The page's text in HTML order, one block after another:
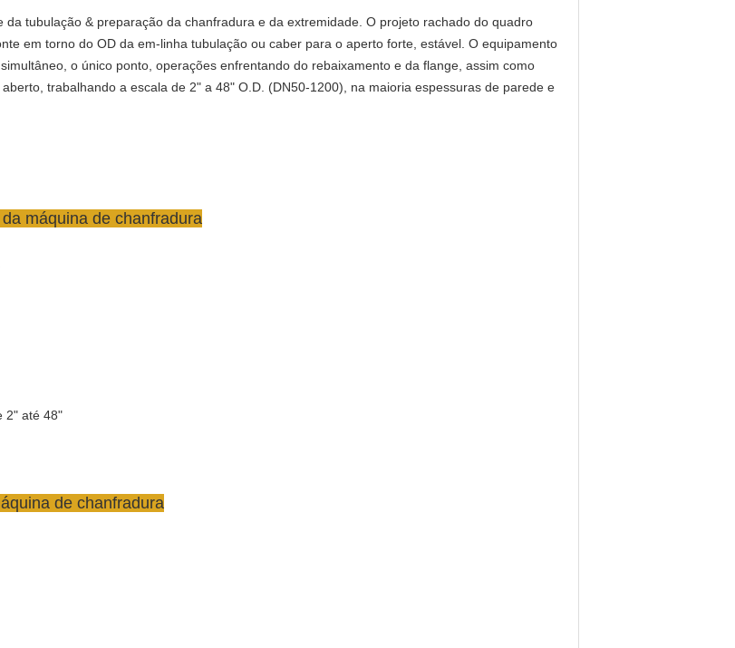
tubulação & preparação da chanfradura e da extremidade. O projeto rachado do quadro
em torno do OD da em-linha tubulação ou caber para o aperto forte, estável. O equipamento
o único ponto, operações enfrentando do rebaixamento e da flange, assim como
trabalhando a escala de 2" a 48" O.D. (DN50-1200), na maioria espessuras de parede e
máquina de chanfradura
2" até 48"
de chanfradura